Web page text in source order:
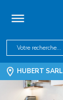
HUBERT SARL